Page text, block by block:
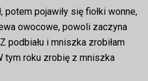
potem pojawiły się fiołki wonne,
owocowe, powoli zaczyna
podbiału i mniszka zrobiłam
tym roku zrobię z mniszka